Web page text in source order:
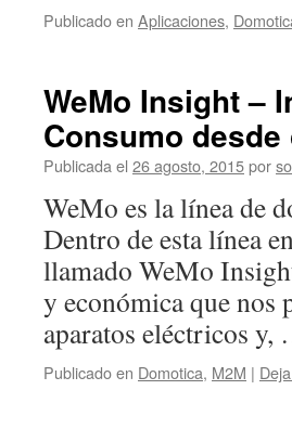
Publicado en Aplicaciones,
WeMo Insight –
Consumo
Publicada el 26 agosto, 2015por
WeMo es la línea de
Dentro de esta línea
llamado WeMo
y económica que nos
aparatos eléctricos y,
Publicado en Domotica, M2M |